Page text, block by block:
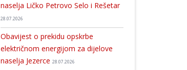
naselja Ličko Petrovo Selo i Rešetar
28.07.2026
Obavijest o prekidu opskrbe
električnom energijom za dijelove
naselja Jezerce 28.07.2026